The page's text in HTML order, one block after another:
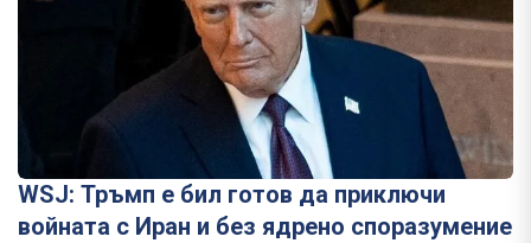
WSJ: Тръмп е бил готов да приключи
войната с Иран и без ядрено споразумение